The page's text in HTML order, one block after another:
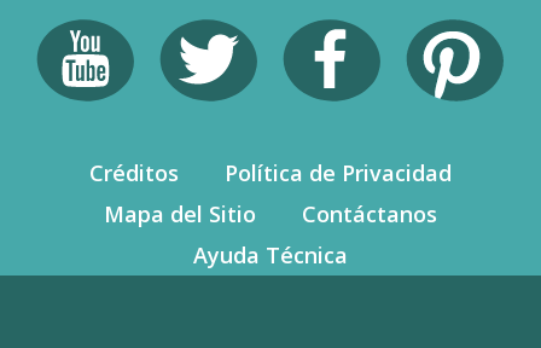
Créditos
Política de Privacidad
Mapa del Sitio
Contáctanos
Ayuda Técnica